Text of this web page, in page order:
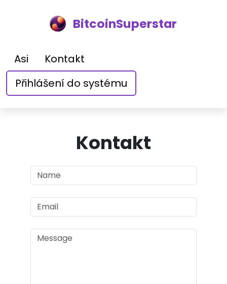
BitcoinSuperstar
Asi
Kontakt
Přihlášení do systému
Kontakt